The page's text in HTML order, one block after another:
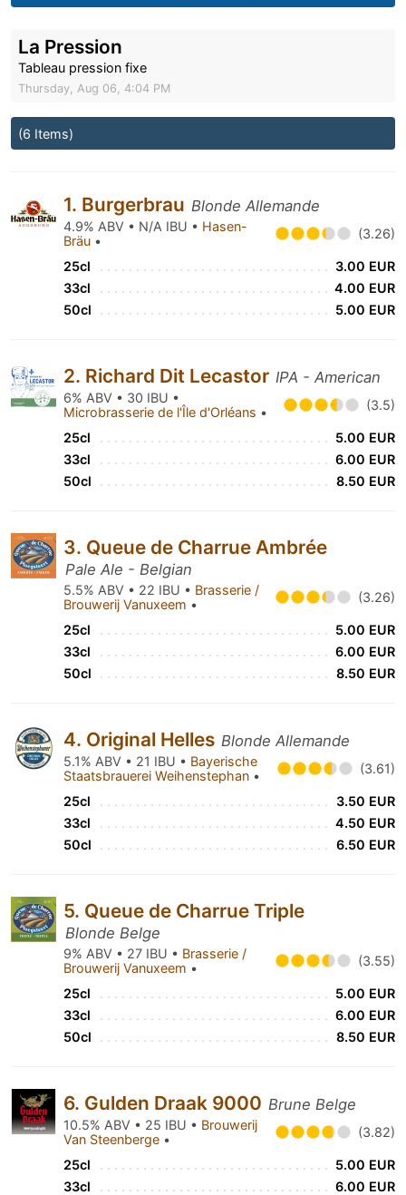
La Pression
Tableau pression fixe
Thursday, Aug 06, 4:04 PM
(6 Items)
1. Burgerbrau Blonde Allemande
4.9% ABV • N/A IBU • Hasen-
Bräu • (3.26)
25cl
3.00 EUR
33cl
4.00 EUR
50cl
5.00 EUR
2. Richard Dit Lecastor IPA - American
6% ABV • 30 IBU •
Microbrasserie de l'Île d'Orléans • (3.5)
25cl
5.00 EUR
33cl
6.00 EUR
50cl
8.50 EUR
3. Queue de Charrue Ambrée
Pale Ale - Belgian
5.5% ABV • 22 IBU • Brasserie /
Brouwerij Vanuxeem • (3.26)
25cl
5.00 EUR
33cl
6.00 EUR
50cl
8.50 EUR
4. Original Helles Blonde Allemande
5.1% ABV • 21 IBU • Bayerische
Staatsbrauerei Weihenstephan • (3.61)
25cl
3.50 EUR
33cl
4.50 EUR
50cl
6.50 EUR
5. Queue de Charrue Triple
Blonde Belge
9% ABV • 27 IBU • Brasserie /
Brouwerij Vanuxeem • (3.55)
25cl
5.00 EUR
33cl
6.00 EUR
50cl
8.50 EUR
6. Gulden Draak 9000 Brune Belge
10.5% ABV • 25 IBU • Brouwerij
Van Steenberge • (3.82)
25cl
5.00 EUR
33cl
6.00 EUR